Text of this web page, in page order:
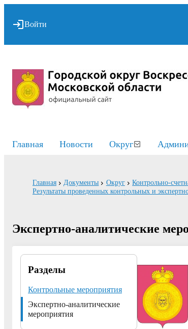
Войти
Главная Новости Округ
Главная Документы Округ Контрольно-
Результаты проведенных контрольных и
Экспертно-аналитические
Разделы
Контрольные мероприятия
Экспертно-аналитические
мероприятия